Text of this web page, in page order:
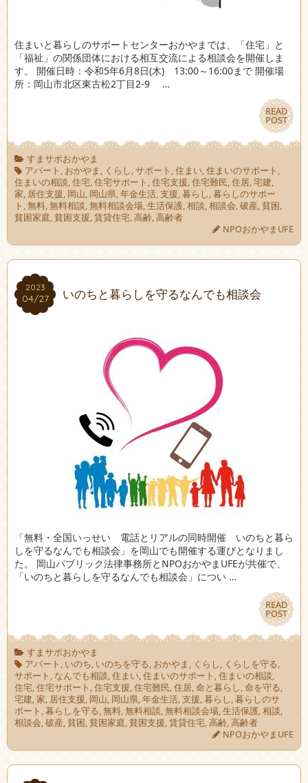
住まいと暮らしのサポートセンターおかやまでは、「住宅」と
「福祉」の関係団体における相互交流による相談会を開催しま
す。 開催日時：令和5年6月8日(木) 13:00～16:00まで 開催場
所：岡山市北区東古松2丁目2-9 …
READ
POST
READ
POST
すまサポおかやま
アパート , おかやま , くらし,サポート ,住まい,住まいのサポート ,
住まいの相談,住宅,住宅サポート ,住宅支援,住宅難民,住居,宅建,
家, 居住支援, 岡山, 岡山県,年金生活,支援,暮らし,暮らしのサポー
ト ,無料,無料相談,無料相談会場,生活保護,相談,相談会,破産,貧困,
貧困家庭,貧困支援,賃貸住宅,高齢,高齢者
NPOおかやまUFE
2023
04/27
2023
04/27 いのちと暮らしを守るなんでも相談会
「無料・全国いっせい 電話とリアルの同時開催 いのちと暮ら
しを守るなんでも相談会」を岡山でも開催する運びとなりまし
た。 岡山パブリック法律事務所とNPOおかやまUFEが共催で、
「いのちと暮らしを守るなんでも相談会」につい …
READ
POST
READ
POST
すまサポおかやま
アパート , いのち, いのちを守る, おかやま , くらし, くらしを守る,
サポート , なんでも相談,住まい,住まいのサポート ,住まいの相談,
住宅,住宅サポート ,住宅支援,住宅難民,住居,命と暮らし,命を守る,
宅建,家, 居住支援, 岡山, 岡山県,年金生活,支援,暮らし,暮らしのサ
ポート ,暮らしを守る,無料,無料相談,無料相談会場,生活保護,相談,
相談会,破産,貧困,貧困家庭,貧困支援,賃貸住宅,高齢,高齢者
NPOおかやまUFE